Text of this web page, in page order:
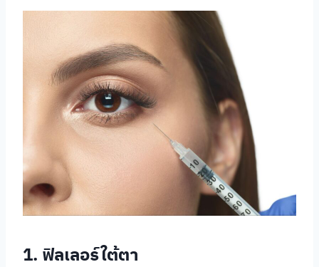
1. ฟิลเลอร์ใต้ตา